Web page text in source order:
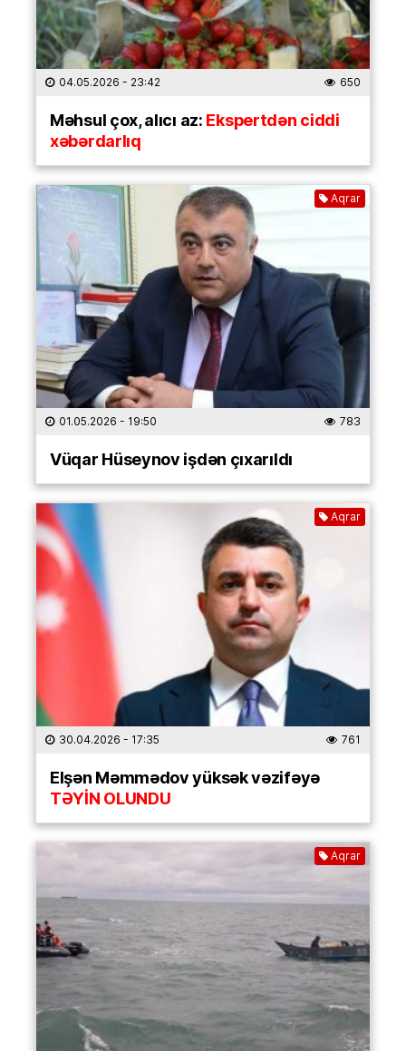
04.05.2026 - 23:42 650
Məhsul çox, alıcı az:Ekspertdən ciddi
xəbərdarlıq
Aqrar
01.05.2026 - 19:50 783
Vüqar Hüseynov işdən çıxarıldı
Aqrar
30.04.2026 - 17:35 761
Elşən Məmmədov yüksək vəzifəyə
TƏYİN OLUNDU
Aqrar